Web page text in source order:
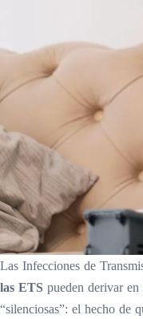
Las Infecciones de
las ETS pueden derivar
“silenciosas”: el hecho de